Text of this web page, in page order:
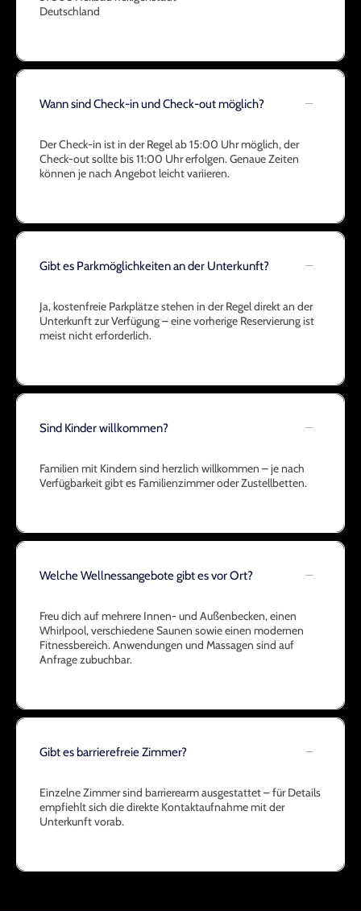
Deutschland
Wann sind Check-in und Check-out möglich?
Der Check-in ist in der Regel ab 15:00 Uhr möglich, der
Check-out sollte bis 11:00 Uhr erfolgen. Genaue Zeiten
können je nach Angebot leicht variieren.
Gibt es Parkmöglichkeiten an der Unterkunft?
Ja, kostenfreie Parkplätze stehen in der Regel direkt an der
Unterkunft zur Verfügung – eine vorherige Reservierung ist
meist nicht erforderlich.
Sind Kinder willkommen?
Familien mit Kindern sind herzlich willkommen – je nach
Verfügbarkeit gibt es Familienzimmer oder Zustellbetten.
Welche Wellnessangebote gibt es vor Ort?
Freu dich auf mehrere Innen- und Außenbecken, einen
Whirlpool, verschiedene Saunen sowie einen modernen
Fitnessbereich. Anwendungen und Massagen sind auf
Anfrage zubuchbar.
Gibt es barrierefreie Zimmer?
Einzelne Zimmer sind barrierearm ausgestattet – für Details
empfiehlt sich die direkte Kontaktaufnahme mit der
Unterkunft vorab.